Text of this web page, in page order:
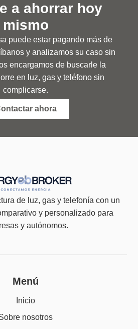
a ahorrar hoy
mismo
puede estar pagando más de
y analizamos su caso sin
encargamos de buscarle la
en luz, gas y teléfono sin
complicarse.
ahora
de luz, gas y telefonía con un
y personalizado para
y autónomos.
Menú
Inicio
nosotros